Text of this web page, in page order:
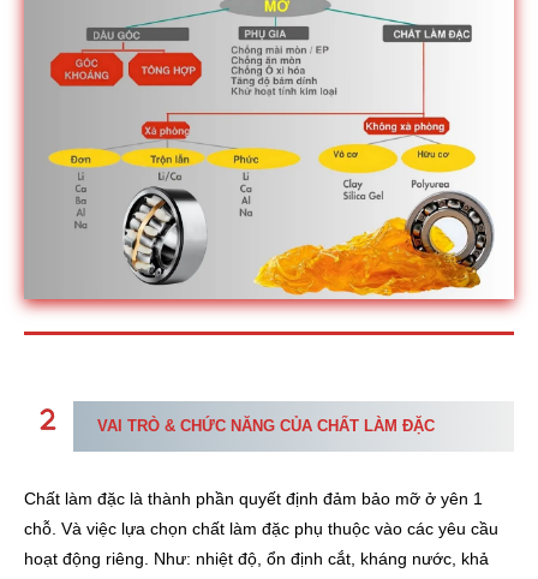
VAI TRÒ & CHỨC NĂNG CỦA CHẤT LÀM ĐẶC
Chất làm đặc là thành phần quyết định đảm bảo mỡ ở yên 1
chỗ. Và việc lựa chọn chất làm đặc phụ thuộc vào các yêu cầu
hoạt động riêng. Như: nhiệt độ, ổn định cắt, kháng nước, khả